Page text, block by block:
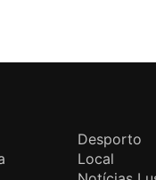
Desporto
Local